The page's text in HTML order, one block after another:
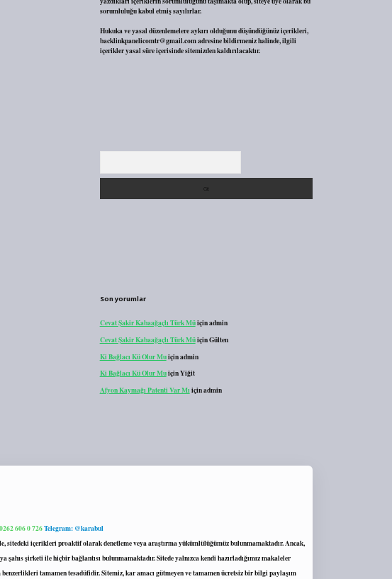
sorumluluğu kabul etmiş sayılırlar.
Hukuka ve yasal düzenlemelere aykırı olduğunu düşündüğünüz içerikleri,
backlinkpanelicomtr@gmail.comadresine bildirmeniz halinde, ilgili
içerikler yasal süre içerisinde sitemizden kaldırılacaktır.
Son yorumlar
Cevat Şakir Kabaağaçlı Türk Müiçinadmin
Cevat Şakir Kabaağaçlı Türk MüiçinGülten
Ki Bağlacı Kü Olur Muiçinadmin
Ki Bağlacı Kü Olur MuiçinYiğit
Afyon Kaymağı Patenti Var Mı içinadmin
606 0 726Telegram: @karabul
sitedeki içerikleri proaktif olarak denetleme veya araştırma yükümlülüğümüz bulunmamaktadır. Ancak,
şirketi ile hiçbir bağlantısı bulunmamaktadır. Sitede yalnızca kendi hazırladığımız makaleler
tamamen tesadüfidir. Sitemiz, kar amacı gütmeyen ve tamamen ücretsiz bir bilgi paylaşım